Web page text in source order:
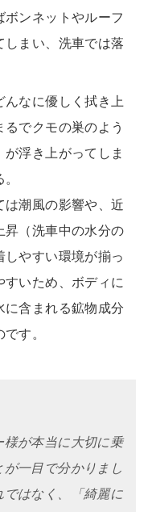
ボンネットやルーフ
しまい、洗車では落
んなに優しく拭き上
でクモの巣のよう
浮き上がってしま
潮風の影響や、近
昇（洗車中の水分の
やすい環境が揃っ
いため、ボディに
含まれる鉱物成分
す。
様が本当に大切に乗
一目で分かりまし
ではなく、「綺麗に